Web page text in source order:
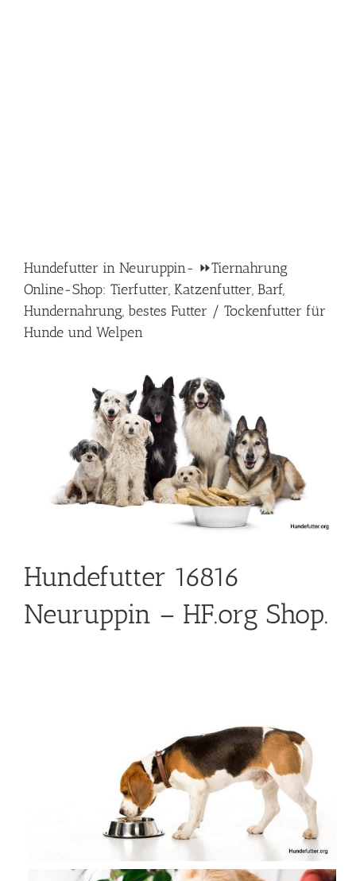
Hundefutter in Neuruppin- ⏩Tiernahrung
Online-Shop: Tierfutter, Katzenfutter, Barf,
Hundernahrung, bestes Futter / Tockenfutter für
Hunde und Welpen
Hundefutter 16816
Neuruppin – HF.org Shop.